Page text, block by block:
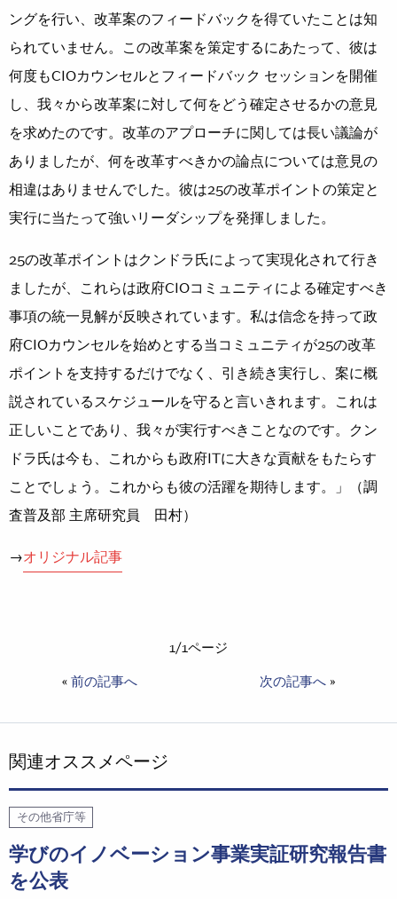
ングを行い、改革案のフィードバックを得ていたことは知
られていません。この改革案を策定するにあたって、彼は
何度もCIOカウンセルとフィードバック セッションを開催
し、我々から改革案に対して何をどう確定させるかの意見
を求めたのです。改革のアプローチに関しては長い議論が
ありましたが、何を改革すべきかの論点については意見の
相違はありませんでした。彼は25の改革ポイントの策定と
実行に当たって強いリーダシップを発揮しました。
25の改革ポイントはクンドラ氏によって実現化されて行き
ましたが、これらは政府CIOコミュニティによる確定すべき
事項の統一見解が反映されています。私は信念を持って政
府CIOカウンセルを始めとする当コミュニティが25の改革
ポイントを支持するだけでなく、引き続き実行し、案に概
説されているスケジュールを守ると言いきれます。これは
正しいことであり、我々が実行すべきことなのです。クン
ドラ氏は今も、これからも政府ITに大きな貢献をもたらす
ことでしょう。これからも彼の活躍を期待します。」（調
査普及部 主席研究員 田村）
→オリジナル記事
1/1ページ
« 前の記事へ 次の記事へ »
関連オススメページ
その他省庁等
学びのイノベーション事業実証研究報告書
を公表